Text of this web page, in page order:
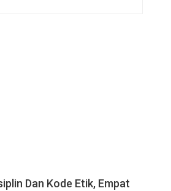
Dan Kode Etik, Empat